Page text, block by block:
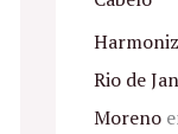
Rio de
Moreno